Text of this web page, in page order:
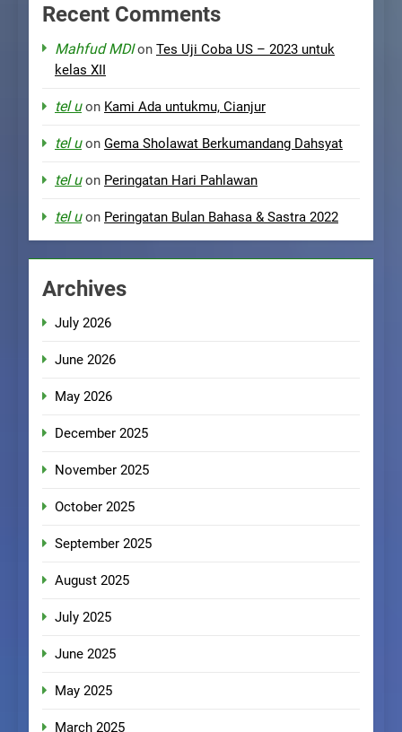
Recent Comments
Mahfud MDIon Tes Uji Coba US – 2023 untuk
kelas XII
tel uon Kami Ada untukmu, Cianjur
tel uon Gema Sholawat Berkumandang Dahsyat
tel uon Peringatan Hari Pahlawan
tel uon Peringatan Bulan Bahasa & Sastra 2022
Archives
July 2026
June 2026
May 2026
December 2025
November 2025
October 2025
September 2025
August 2025
July 2025
June 2025
May 2025
March 2025